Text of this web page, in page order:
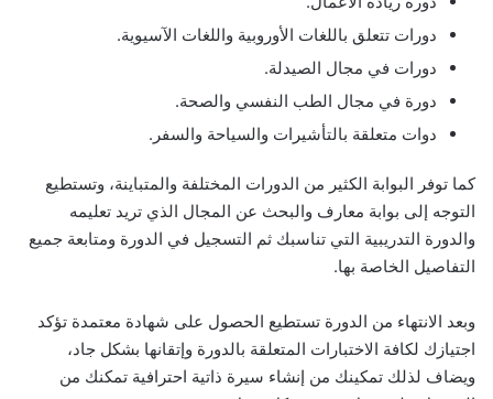
دورات تتعلق باللغات الأوروبية واللغات الآسيوية.
دورات في مجال الصيدلة.
دورة في مجال الطب النفسي والصحة.
دوات متعلقة بالتأشيرات والسياحة والسفر.
كما توفر البوابة الكثير من الدورات المختلفة والمتباينة، وتستطيع
التوجه إلى بوابة معارف والبحث عن المجال الذي تريد تعليمه
والدورة التدريبية التي تناسبك ثم التسجيل في الدورة ومتابعة جميع
التفاصيل الخاصة بها.
وبعد الانتهاء من الدورة تستطيع الحصول على شهادة معتمدة تؤكد
اجتيازك لكافة الاختبارات المتعلقة بالدورة وإتقانها بشكل جاد،
ويضاف لذلك تمكينك من إنشاء سيرة ذاتية احترافية تمكنك من